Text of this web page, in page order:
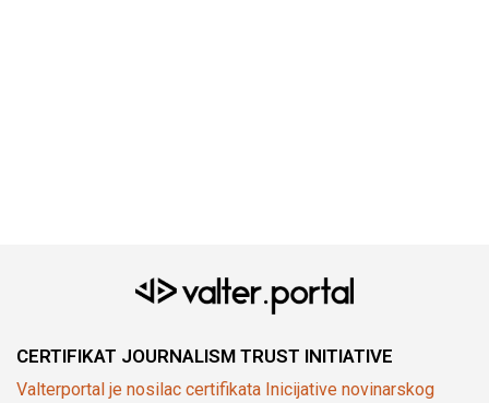
CERTIFIKAT JOURNALISM TRUST INITIATIVE
Valterportal je nosilac certifikata Inicijative novinarskog